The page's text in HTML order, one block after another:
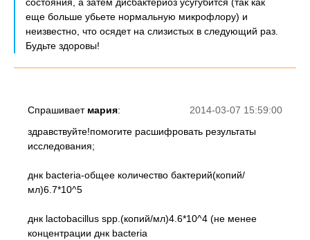
еще больше убьете нормальную микрофлору) и
неизвестно, что осядет на слизистых в следующий раз.
Будьте здоровы!
2014-03-07 15:59:00
Спрашивает мария:
здравствуйте!помогите расшифровать результаты
исследования;
днк bacteria-общее количество бактерий(копий/
мл)6.7*10^5
днк lactobacillus spp.(копий/мл)4.6*10^4 (не менее
концентрации днк bacteria